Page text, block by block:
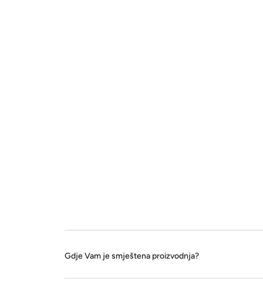
Gdje Vam je smještena proizvodnja?